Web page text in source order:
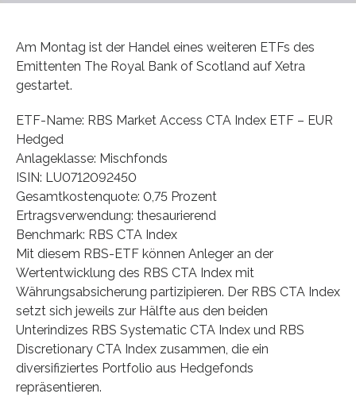
Am Montag ist der Handel eines weiteren ETFs des
Emittenten The Royal Bank of Scotland auf Xetra
gestartet.
ETF-Name: RBS Market Access CTA Index ETF – EUR
Hedged
Anlageklasse: Mischfonds
ISIN: LU0712092450
Gesamtkostenquote: 0,75 Prozent
Ertragsverwendung: thesaurierend
Benchmark: RBS CTA Index
Mit diesem RBS-ETF können Anleger an der
Wertentwicklung des RBS CTA Index mit
Währungsabsicherung partizipieren. Der RBS CTA Index
setzt sich jeweils zur Hälfte aus den beiden
Unterindizes RBS Systematic CTA Index und RBS
Discretionary CTA Index zusammen, die ein
diversifiziertes Portfolio aus Hedgefonds
repräsentieren.